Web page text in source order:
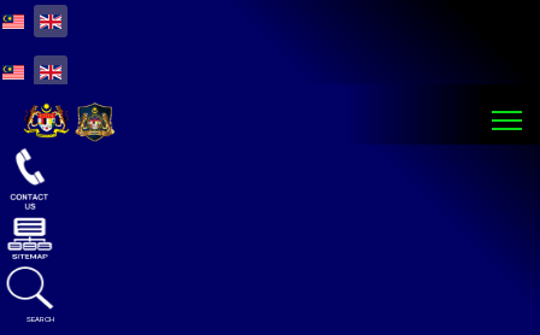
Select your language
Select your language
SEARCH